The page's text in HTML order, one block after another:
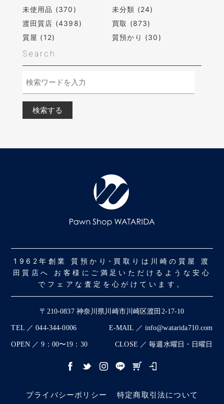
未使用品 (370)
未分類 (24)
渡田質店 (4398)
買取 (873)
質屋 (12)
質預かり (30)
Search
1962年創業 質預かり･買取りは川崎の質屋 渡
田質店へ お客様にご満足いただけるような安心
でフェアな査定を心がけています。
〒210-0837 神奈川県川崎市川崎区渡田2-17-10
TEL ／ 044-344-0006 E-MAIL ／ info@watarida710.com
OPEN ／ 9：00〜19：30 CLOSE ／ 毎週水曜日・日曜日
プライバシーポリシー 特定商取引法について